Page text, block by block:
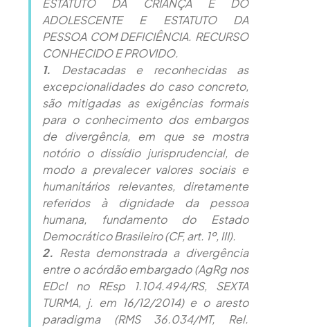
ADOLESCENTE E ESTATUTO DA
PESSOA COM DEFICIÊNCIA. RECURSO
CONHECIDO E PROVIDO.
1. Destacadas e reconhecidas as
excepcionalidades do caso concreto,
são mitigadas as exigências formais
para o conhecimento dos embargos
de divergência, em que se mostra
notório o dissídio jurisprudencial, de
modo a prevalecer valores sociais e
humanitários relevantes, diretamente
referidos à dignidade da pessoa
humana, fundamento do Estado
Democrático Brasileiro (CF, art. 1º, III).
2. Resta demonstrada a divergência
entre o acórdão embargado (AgRg nos
EDcl no REsp 1.104.494/RS, SEXTA
TURMA, j. em 16/12/2014) e o aresto
paradigma (RMS 36.034/MT, Rel.